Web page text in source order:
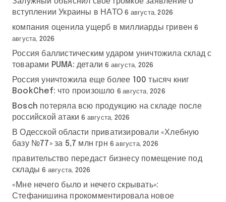
вступлении Украины в НАТО 6 августа, 2026
компания оценила ущерб в миллиарды гривен 6
августа, 2026
Россия баллистическим ударом уничтожила склад с
товарами PUMA: детали 6 августа, 2026
Россия уничтожила еще более 100 тысяч книг
BookChef: что произошло 6 августа, 2026
Bosch потеряла всю продукцию на складе после
российской атаки 6 августа, 2026
В Одесской области приватизировали «Хлебную
базу №77» за 5,7 млн грн 6 августа, 2026
правительство передаст бизнесу помещение под
склады 6 августа, 2026
«Мне нечего было и нечего скрывать»:
Стефанишина прокомментировала новое